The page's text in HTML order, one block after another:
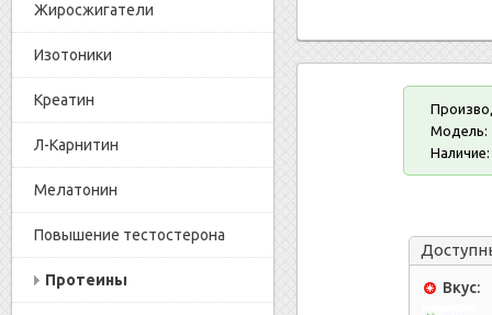
Жиросжигатели
Изотоники
Креатин
Л-Карнитин
Мелатонин
Повышение тестостерона
Протеины
Модель:
Наличие:
Вкус: